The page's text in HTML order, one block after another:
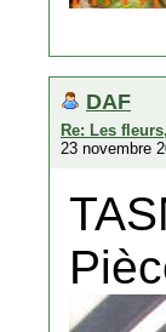
DAF
Re: Les
23 novembre